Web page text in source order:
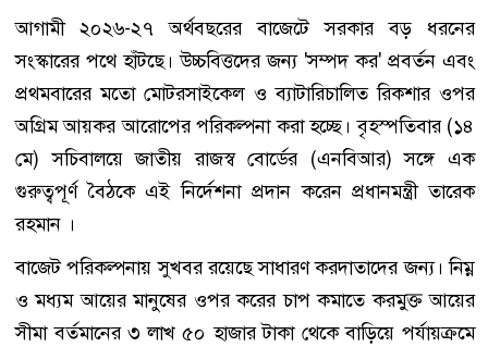
আগামী ২০২৬-২৭ অর্থবছরের বাজেটে সরকার বড় ধরনের
সংস্কারের পথে হাঁটছে। উচ্চবিত্তদের জন্য 'সম্পদ কর' প্রবর্তন এবং
প্রথমবারের মতো মোটরসাইকেল ও ব্যাটারিচালিত রিকশার ওপর
অগ্রিম আয়কর আরোপের পরিকল্পনা করা হচ্ছে। বৃহস্পতিবার (১৪
মে) সচিবালয়ে জাতীয় রাজস্ব বোর্ডের (এনবিআর) সঙ্গে এক
গুরুত্বপূর্ণ বৈঠকে এই নির্দেশনা প্রদান করেন প্রধানমন্ত্রী তারেক
রহমান ।
বাজেট পরিকল্পনায় সুখবর রয়েছে সাধারণ করদাতাদের জন্য। নিম্ন
ও মধ্যম আয়ের মানুষের ওপর করের চাপ কমাতে করমুক্ত আয়ের
সীমা বর্তমানের ৩ লাখ ৫০ হাজার টাকা থেকে বাড়িয়ে পর্যায়ক্রমে